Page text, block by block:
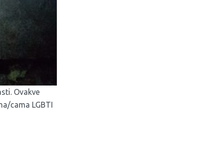
Ovakve
cama LGBTI